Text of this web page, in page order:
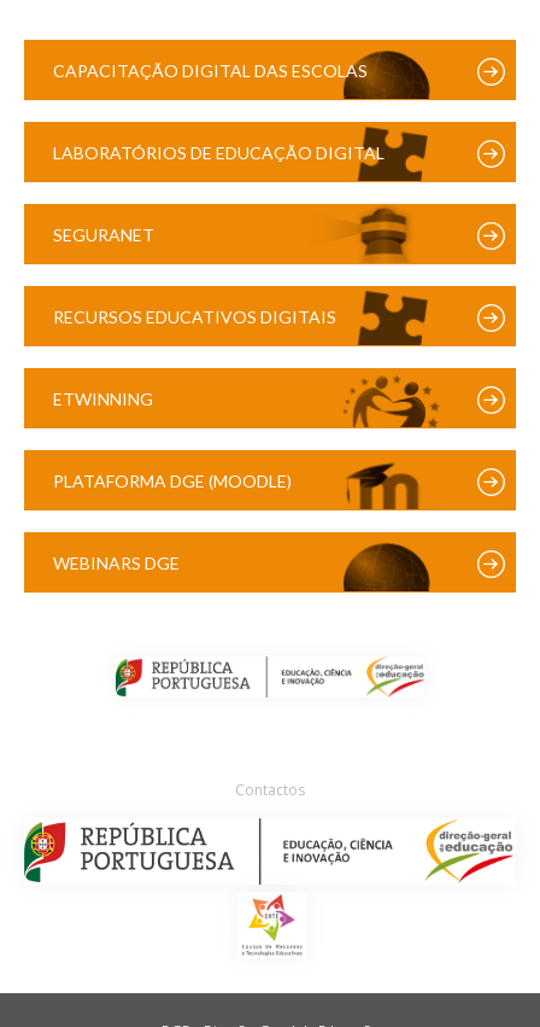
CAPACITAÇÃO DIGITAL DAS ESCOLAS
LABORATÓRIOS DE EDUCAÇÃO DIGITAL
SEGURANET
RECURSOS EDUCATIVOS DIGITAIS
ETWINNING
PLATAFORMA DGE (MOODLE)
WEBINARS DGE
Contactos